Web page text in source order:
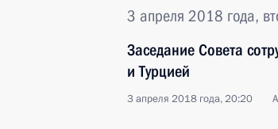
3 апреля 2018 года,
Заседание Совета
и Турцией
3 апреля 2018 года, 20:20